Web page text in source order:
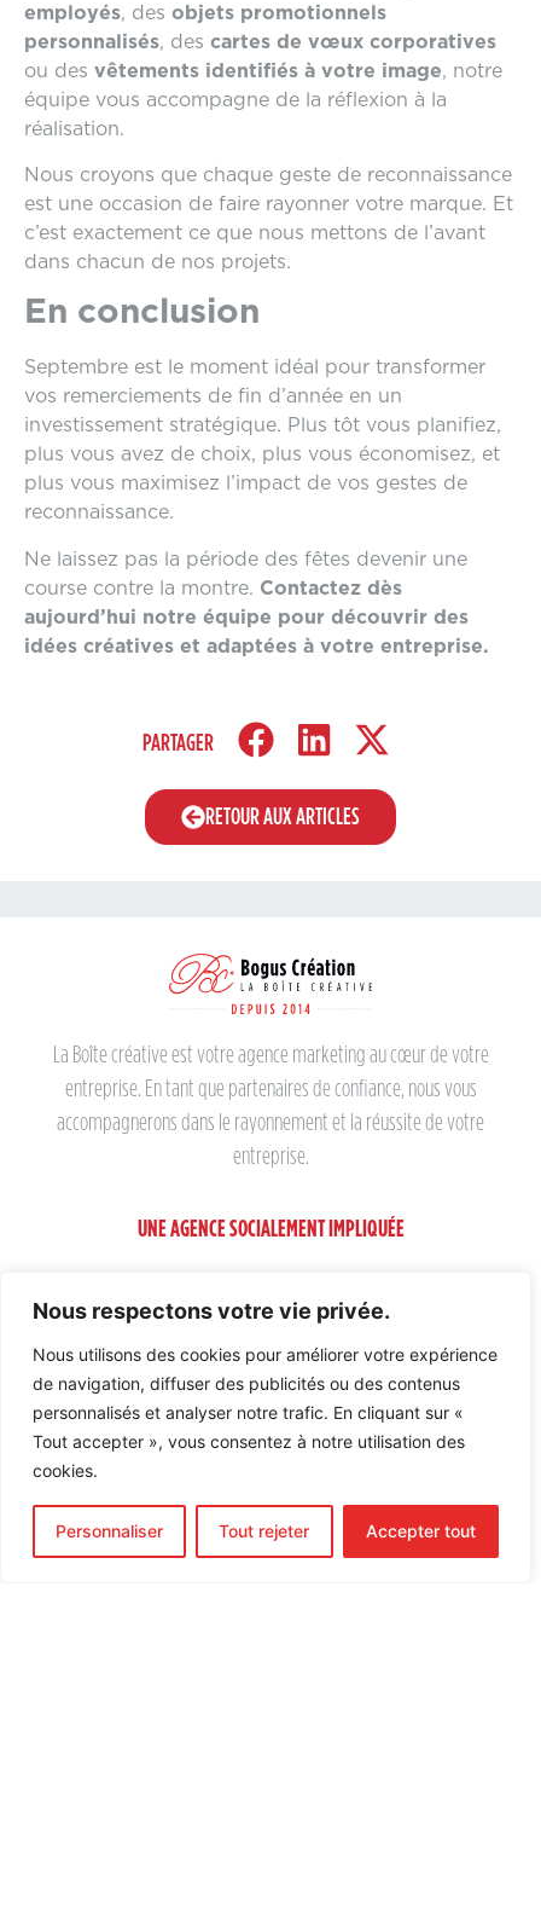
Nous respectons votre vie privée.
Nous utilisons des cookies pour améliorer votre expérience
de navigation, diffuser des publicités ou des contenus
personnalisés et analyser notre trafic. En cliquant sur «
Tout accepter », vous consentez à notre utilisation des
cookies.
Personnaliser Tout rejeter Accepter tout
employés, des objets promotionnels
personnalisés, des cartes de vœux corporatives
ou des vêtements identifiés à votre image, notre
équipe vous accompagne de la réflexion à la
réalisation.
Nous croyons que chaque geste de reconnaissance
est une occasion de faire rayonner votre marque. Et
c’est exactement ce que nous mettons de l’avant
dans chacun de nos projets.
En conclusion
Septembre est le moment idéal pour transformer
vos remerciements de fin d’année en un
investissement stratégique. Plus tôt vous planifiez,
plus vous avez de choix, plus vous économisez, et
plus vous maximisez l’impact de vos gestes de
reconnaissance.
Ne laissez pas la période des fêtes devenir une
course contre la montre. Contactez dès
aujourd’hui notre équipe pour découvrir des
idées créatives et adaptées à votre entreprise.
RETOUR AUX ARTICLES
PARTAGER
La Boîte créative est votre agence marketing au cœur de votre
entreprise. En tant que partenaires de confiance, nous vous
accompagnerons dans le rayonnement et la réussite de votre
entreprise.
UNE AGENCE SOCIALEMENT IMPLIQUÉE
TÉL. :
819 416-0668
SANS FRAIS : 1 855 253-5333